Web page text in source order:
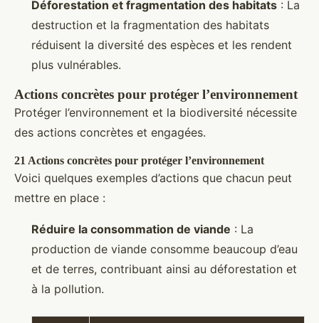
Déforestation et fragmentation des habitats : La
destruction et la fragmentation des habitats
réduisent la diversité des espèces et les rendent
plus vulnérables.
Actions concrètes pour protéger l’environnement
Protéger l’environnement et la biodiversité nécessite
des actions concrètes et engagées.
21 Actions concrètes pour protéger l’environnement
Voici quelques exemples d’actions que chacun peut
mettre en place :
Réduire la consommation de viande : La
production de viande consomme beaucoup d’eau
et de terres, contribuant ainsi au déforestation et
à la pollution.